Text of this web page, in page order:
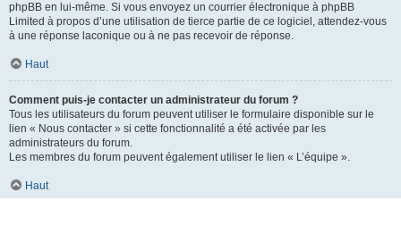
phpBB en lui-même. Si vous envoyez un courrier électronique à phpBB
Limited à propos d’une utilisation de tierce partie de ce logiciel, attendez-vous
à une réponse laconique ou à ne pas recevoir de réponse.
Haut
Comment puis-je contacter un administrateur du forum ?
Tous les utilisateurs du forum peuvent utiliser le formulaire disponible sur le
lien « Nous contacter » si cette fonctionnalité a été activée par les
administrateurs du forum.
Les membres du forum peuvent également utiliser le lien « L’équipe ».
Haut